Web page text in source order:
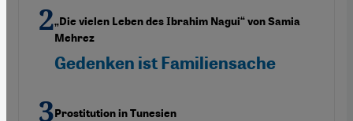
„Die vielen Leben des Ibrahim Nagui“ von Samia
Mehrez
Gedenken ist Familiensache
Prostitution in Tunesien